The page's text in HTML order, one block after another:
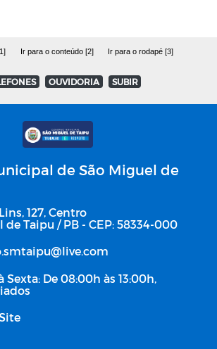
Ir para o conteúdo [2] Ir para o rodapé [3]
OUVIDORIA SUBIR
de São Miguel de
127, Centro
de Taipu / PB - CEP: 58334-000
Sexta: De 08:00h às 13:00h,